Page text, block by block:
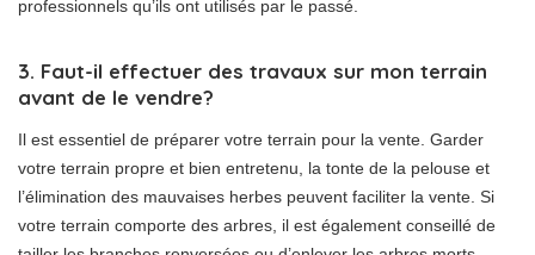
professionnels qu’ils ont utilisés par le passé.
3. Faut-il effectuer des travaux sur mon terrain
avant de le vendre?
Il est essentiel de préparer votre terrain pour la vente. Garder
votre terrain propre et bien entretenu, la tonte de la pelouse et
l’élimination des mauvaises herbes peuvent faciliter la vente. Si
votre terrain comporte des arbres, il est également conseillé de